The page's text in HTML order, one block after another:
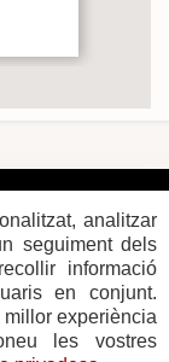
del web
de xarxes
legal
analitzar
seguiment dels
informació
en conjunt.
experiència
les vostres